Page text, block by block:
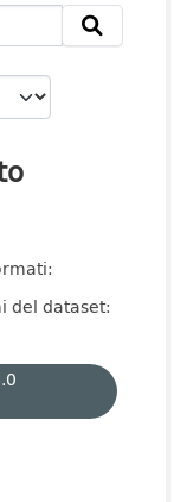
del dataset: